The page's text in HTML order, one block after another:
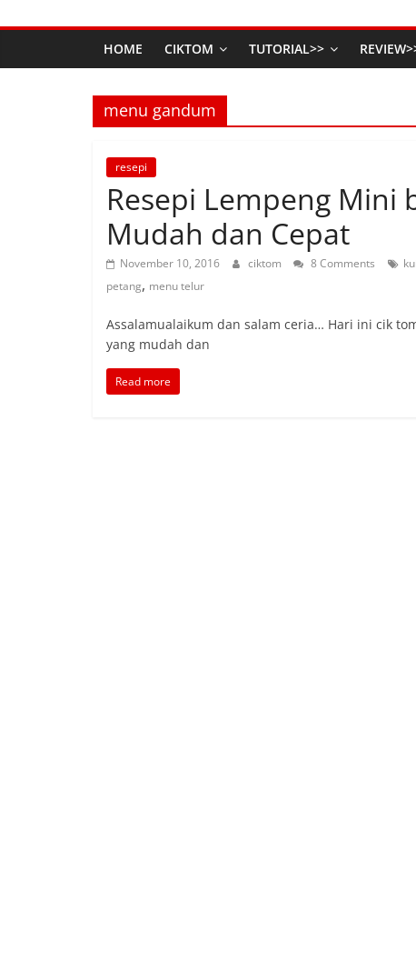
HOME CIKTOM TUTORIAL>>
menu gandum
resepi
Resepi Lempeng Mini
Mudah dan Cepat
November 10, 2016 ciktom 8 Comments
petang, menu telur
Assalamualaikum dan salam ceria… Hari ini cik
yang mudah dan
Read more